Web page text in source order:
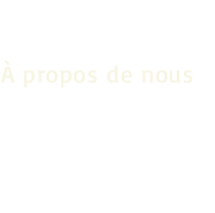
À propos de nous